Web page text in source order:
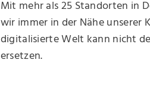
Mit mehr als 25 Standorten in
wir immer in der Nähe unserer
digitalisierte Welt kann nicht
ersetzen.